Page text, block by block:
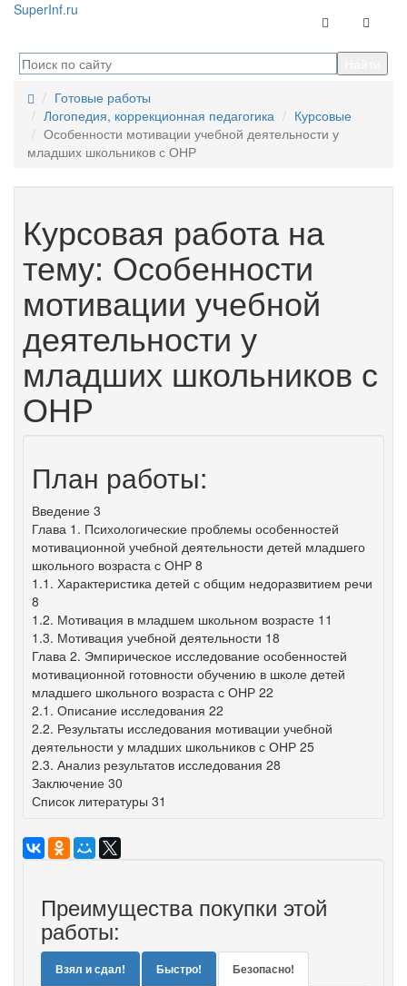
SuperInf.ru
Контакты
Готовые работы
Логопедия, коррекционная педагогика
Курсовые
Особенности мотивации учебной деятельности у
младших школьников с ОНР
Курсовая работа на
тему: Особенности
мотивации учебной
деятельности у
младших школьников с
ОНР
План работы:
Введение 3
Глава 1. Психологические проблемы особенностей
мотивационной учебной деятельности детей младшего
школьного возраста с ОНР 8
1.1. Характеристика детей с общим недоразвитием речи
8
1.2. Мотивация в младшем школьном возрасте 11
1.3. Мотивация учебной деятельности 18
Глава 2. Эмпирическое исследование особенностей
мотивационной готовности обучению в школе детей
младшего школьного возраста с ОНР 22
2.1. Описание исследования 22
2.2. Результаты исследования мотивации учебной
деятельности у младших школьников с ОНР 25
2.3. Анализ результатов исследования 28
Заключение 30
Список литературы 31
Преимущества покупки этой
работы:
Взял и сдал! Быстро! Безопасно!